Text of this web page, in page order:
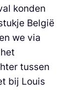
konden
België
we via
tussen
bij Louis